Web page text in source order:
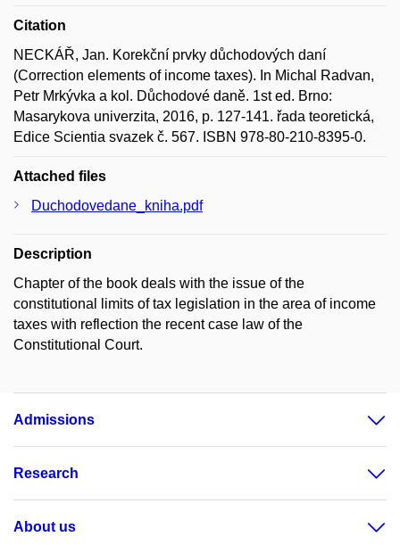
Citation
NECKÁŘ, Jan. Korekční prvky důchodových daní
(Correction elements of income taxes). In Michal Radvan,
Petr Mrkývka a kol. Důchodové daně. 1st ed. Brno:
Masarykova univerzita, 2016, p. 127-141. řada teoretická,
Edice Scientia svazek č. 567. ISBN 978-80-210-8395-0.
Attached files
Duchodovedane_kniha.pdf
Description
Chapter of the book deals with the issue of the
constitutional limits of tax legislation in the area of income
taxes with reflection the recent case law of the
Constitutional Court.
Admissions
Research
About us